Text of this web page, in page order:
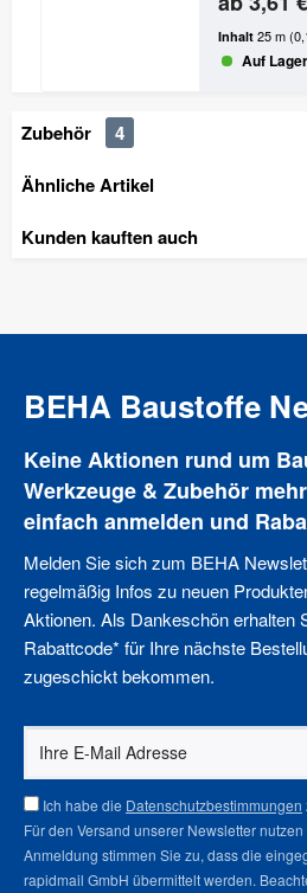
Inhalt 25 m
Auf
Zubehör
4
Ähnliche Artikel
Kunden kauften auch
BEHA Baustoffe
Keine Aktionen rund um
Werkzeuge & Zubehör
einfach anmelden und
Melden Sie sich zum BEHA
regelmäßig Infos zu neuen
Aktionen. Als Dankeschön erhalten
Rabattcode* für Ihre nächste
zugeschickt bekommen.
Ich habe die Datenschutzbestimmungen
Für den Versand unserer Newsletter
Anmeldung stimmen Sie zu, dass die
rapidmail GmbH übermittelt werden.